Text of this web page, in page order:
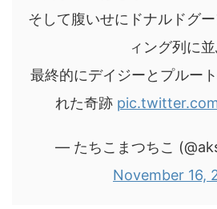
そして腹いせにドナルドグ
ィング列に
最終的にデイジーとプルー
れた奇跡
— たちこまつちこ
November 16,